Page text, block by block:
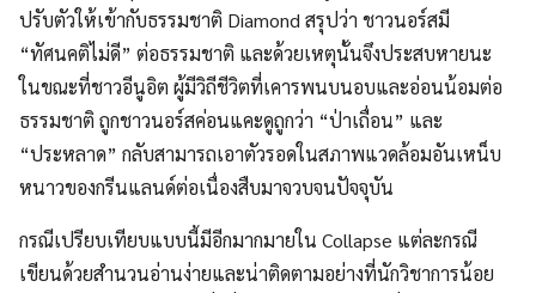
ปรับตัวให้เข้ากับธรรมชาติ Diamond สรุปว่า ชาวนอร์สมี
“ทัศนคติไม่ดี” ต่อธรรมชาติ และด้วยเหตุนั้นจึงประสบหายนะ
ในขณะที่ชาวอีนูอิต ผู้มีวิถีชีวิตที่เคารพนบนอบและอ่อนน้อมต่อ
ธรรมชาติ ถูกชาวนอร์สค่อนแคะดูถูกว่า “ป่าเถื่อน” และ
“ประหลาด” กลับสามารถเอาตัวรอดในสภาพแวดล้อมอันเหน็บ
หนาวของกรีนแลนด์ต่อเนื่องสืบมาจวบจนปัจจุบัน
กรณีเปรียบเทียบแบบนี้มีอีกมากมายใน Collapse แต่ละกรณี
เขียนด้วยสำนวนอ่านง่ายและน่าติดตามอย่างที่นักวิชาการน้อย